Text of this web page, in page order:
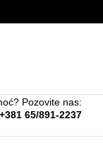
Pozovite nas:
+381 65/891-2237